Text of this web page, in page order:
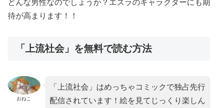
どんな男性なのでしょうか？エズラのキャラクターにも期
待が高まります！！
「上流社会」を無料で読む方法
おねこ
「上流社会」はめっちゃコミックで独占先行
配信されています！絵を見てじっくり楽しん